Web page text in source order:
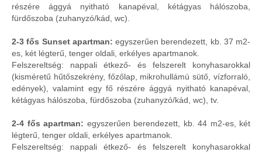
részére ággyá nyitható kanapéval, kétágyas hálószoba,
fürdőszoba (zuhanyzó/kád, wc).
2-3 fős Sunset apartman: egyszerűen berendezett, kb. 37 m2-
es, két légterű, tenger oldali, erkélyes apartmanok.
Felszereltség: nappali étkező- és felszerelt konyhasarokkal
(kisméretű hűtőszekrény, főzőlap, mikrohullámú sütő, vízforraló,
edények), valamint egy fő részére ággyá nyitható kanapéval,
kétágyas hálószoba, fürdőszoba (zuhanyzó/kád, wc), tv.
2-4 fős apartman: egyszerűen berendezett, kb. 44 m2-es, két
légterű, tenger oldali, erkélyes apartmanok.
Felszereltség: nappali étkező- és felszerelt konyhasarokkal